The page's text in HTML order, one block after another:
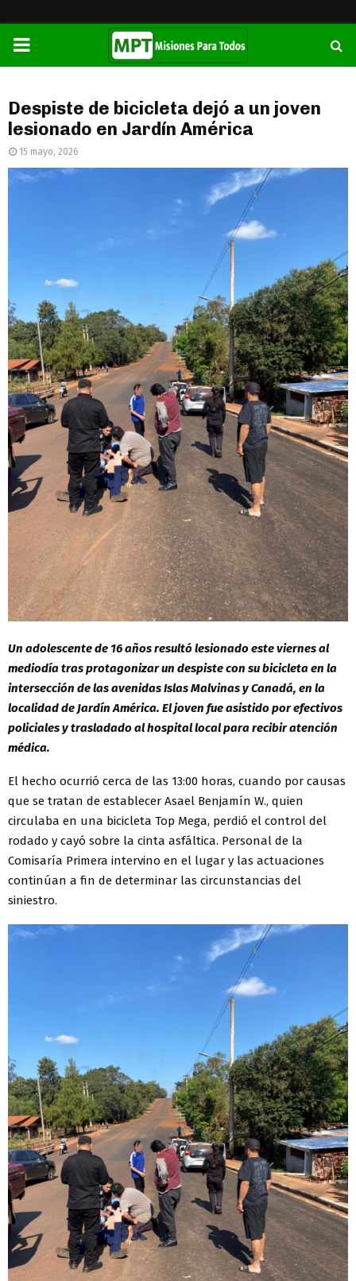
PRIMARY
Despiste de bicicleta dejó a un joven
lesionado en Jardín América
15 mayo, 2026
Un adolescente de 16 años resultó lesionado este viernes al
mediodía tras protagonizar un despiste con su bicicleta en la
intersección de las avenidas Islas Malvinas y Canadá, en la
localidad de Jardín América. El joven fue asistido por efectivos
policiales y trasladado al hospital local para recibir atención
médica.
El hecho ocurrió cerca de las 13:00 horas, cuando por causas
que se tratan de establecer Asael Benjamín W., quien
circulaba en una bicicleta Top Mega, perdió el control del
rodado y cayó sobre la cinta asfáltica. Personal de la
Comisaría Primera intervino en el lugar y las actuaciones
continúan a fin de determinar las circunstancias del
siniestro.